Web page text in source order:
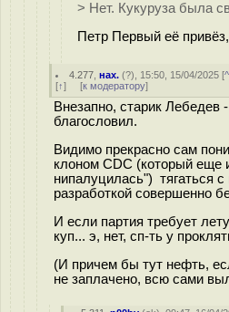
> Нет. Кукуруза была
Петр Первый её
4.277 ,нах. (?), 15:50, 15/04/2025 [^
[↑] [к модератору]
Внезапно, старик Лебедев
благословил.
Видимо прекрасно сам
клоном CDC (который еще
нипалуцилась") тягаться
разработкой совершенно
И если партия требует
куп... э, нет, сп-ть у
(И причем бы тут нефть,
не заплачено, всю сами